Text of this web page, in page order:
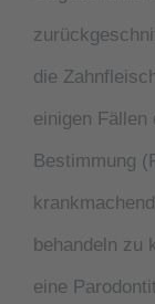
die
einigen
Bestimmung
behandeln zu
eine